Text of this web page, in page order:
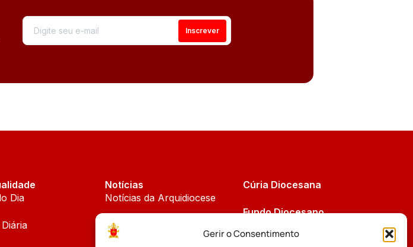
Gerir o Consentimento
Dia
Notícias
Notícias da Arquidiocese
Notícias Cáritas
Cúria Diocesana
Fundo Diocesano
Tribunal Eclesiástico